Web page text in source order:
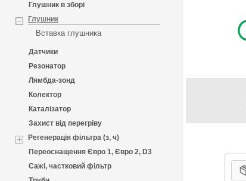
Глушник в зборі
Глушник
Вставка глушника
Датчики
Резонатор
Лямбда-зонд
Колектор
Каталізатор
Захист від перегріву
Регенерація фільтра (з, ч)
Переоснащення Євро 1, Євро 2, D3
Сажі, частковий фільтр